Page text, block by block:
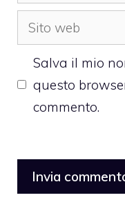
Sito
web
Salva il mio
questo
commento.